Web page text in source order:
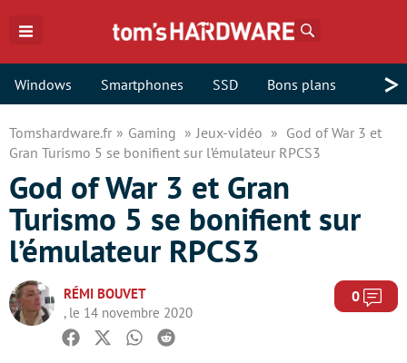
Windows Smartphones SSD Bons plans >
Tomshardware.fr Gaming Jeux-vidéo
God of War 3 et
Gran Turismo 5 se bonifient sur l’émulateur RPCS3
God of War 3 et Gran
Turismo 5 se bonifient sur
l’émulateur RPCS3
RÉMI BOUVET
, le 14 novembre 2020
0
Facebook
TwitterWhatsapp
Reddit